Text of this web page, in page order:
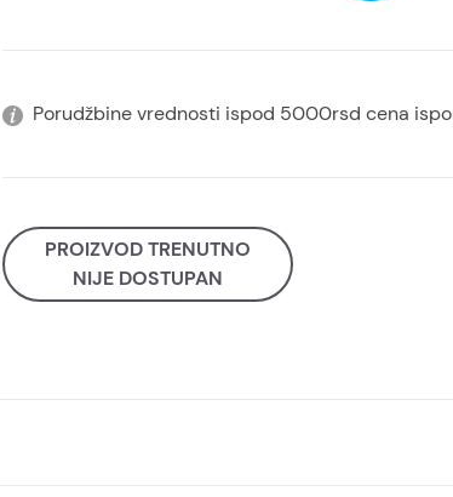
Porudžbine vrednosti ispod 5000rsd cena
PROIZVOD TRENUTNO
NIJE DOSTUPAN